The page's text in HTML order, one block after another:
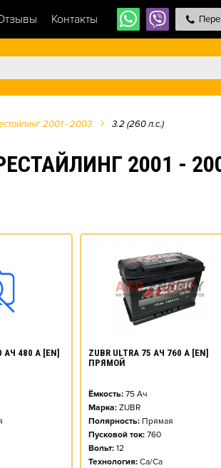
Контакты
2001 - 2003 3.2 (260 л.с.)
2001 -
АЧ 480 А [EN]
ZUBR ULTRA 75 АЧ 760 А [EN]
ПРЯМОЙ
Ёмкость: 75Ач
Марка: ZUBR
Полярность: Прямая
Пусковой ток: 760
Вольт: 12
Технология: Ca/Ca